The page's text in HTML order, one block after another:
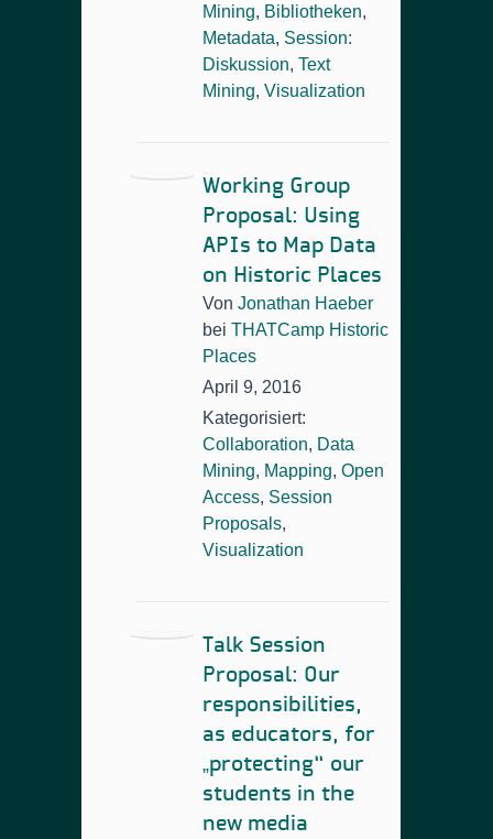
Mining, Bibliotheken,
Metadata, Session:
Diskussion, Text
Mining, Visualization
Working Group
Proposal: Using
APIs to Map Data
on Historic Places
Von Jonathan Haeber
bei THATCamp Historic
Places
April 9, 2016
Kategorisiert:
Collaboration, Data
Mining, Mapping, Open
Access, Session
Proposals,
Visualization
Talk Session
Proposal: Our
responsibilities,
as educators, for
„protecting“ our
students in the
new media